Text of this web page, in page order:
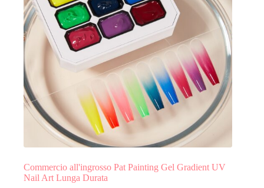
Commercio all'ingrosso Pat Painting Gel Gradient UV
Nail Art Lunga Durata